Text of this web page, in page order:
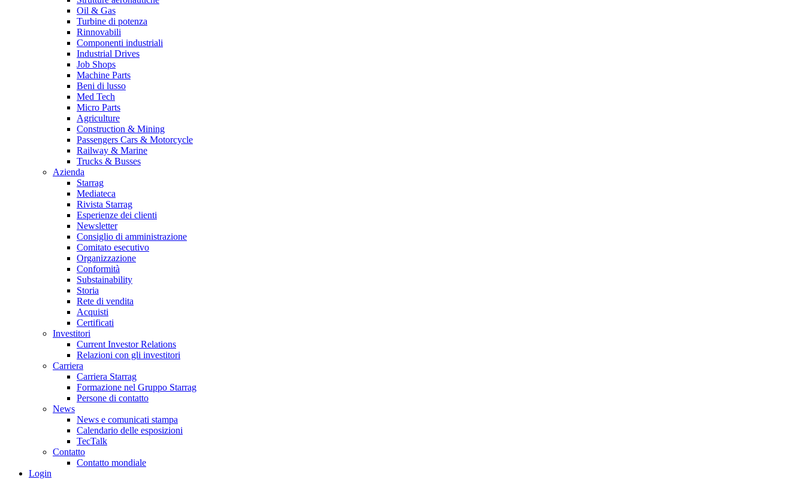
Oil & Gas
Turbine di potenza
Rinnovabili
Componenti industriali
Industrial Drives
Job Shops
Machine Parts
Beni di lusso
Med Tech
Micro Parts
Agriculture
Construction & Mining
Passengers Cars & Motorcycle
Railway & Marine
Trucks & Busses
Azienda
Starrag
Mediateca
Rivista Starrag
Esperienze dei clienti
Newsletter
Consiglio di amministrazione
Comitato esecutivo
Organizzazione
Conformità
Substainability
Storia
Rete di vendita
Acquisti
Certificati
Investitori
Current Investor Relations
Relazioni con gli investitori
Carriera
Carriera Starrag
Formazione nel Gruppo Starrag
Persone di contatto
News
News e comunicati stampa
Calendario delle esposizioni
TecTalk
Contatto
Contatto mondiale
Login